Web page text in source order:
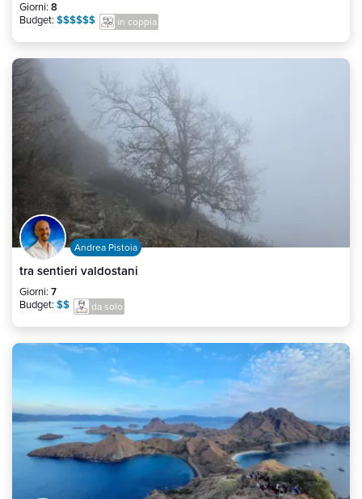
Giorni: 8
Budget: $$$$$$ in coppia
Andrea Pistoia
tra sentieri valdostani
Giorni: 7
Budget: $$ da solo